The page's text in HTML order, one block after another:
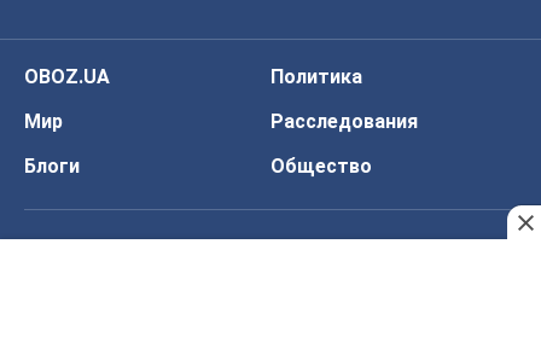
OBOZ.UA
Политика
Мир
Расследования
Блоги
Общество